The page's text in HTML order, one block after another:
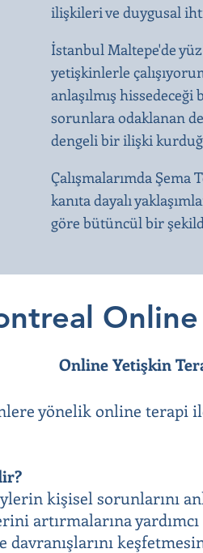
ilişkileri ve duygusal
İstanbul Maltepe'de
yetişkinlerle
anlaşılmış
sorunlara odaklanan
dengeli bir ilişki
Çalışmalarımda Şema
kanıta dayalı
göre bütüncül bir
Online Yetişkin
yönelik online
kişisel sorunlarını
artırmalarına